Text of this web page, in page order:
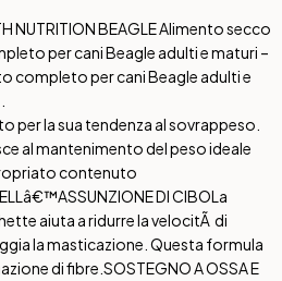
NUTRITION BEAGLE Alimento secco
per cani Beagle adulti e maturi –
completo per cani Beagle adulti e
per la sua tendenza al sovrappeso.
al mantenimento del peso ideale
contenuto
DI CIBOLa
aiuta a ridurre la velocitÃ di
la masticazione. Questa formula
di fibre. SOSTEGNO A OSSA E